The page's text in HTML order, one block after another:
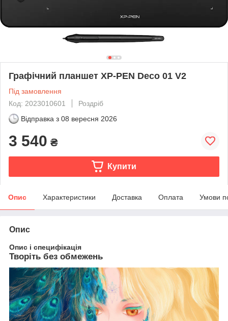
Графічний планшет XP-PEN Deco 01 V2
Під замовлення
Код: 2023010601
Роздріб
Відправка з 08 вересня 2026
3 540 ₴
Купити
Опис Характеристики Доставка Оплата Умови
Опис
Опис і специфікація
Творіть без обмежень